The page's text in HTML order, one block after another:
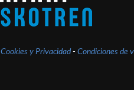
Cookies y Privacidad- Condiciones de